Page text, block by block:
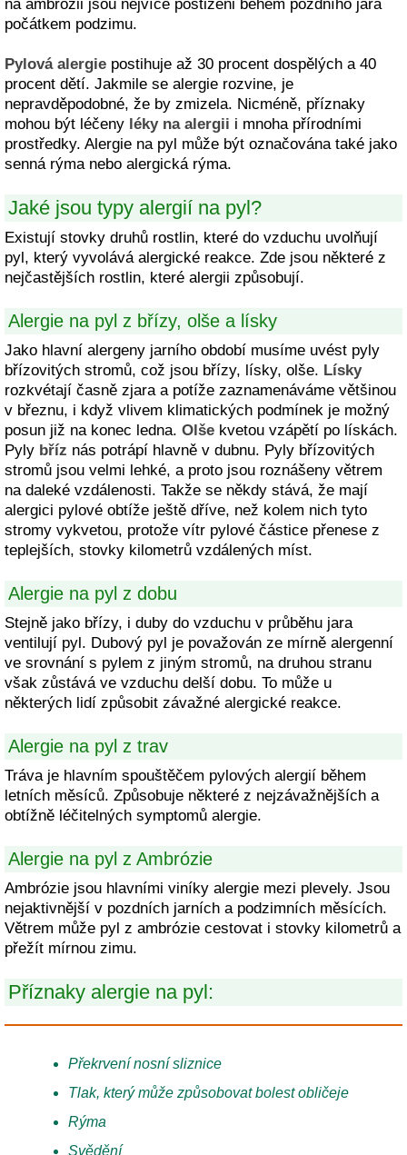
na ambrózii jsou nejvíce postiženi během pozdního jara
počátkem podzimu.
Pylová alergie postihuje až 30 procent dospělých a 40
procent dětí. Jakmile se alergie rozvine, je
nepravděpodobné, že by zmizela. Nicméně, příznaky
mohou být léčeny léky na alergii i mnoha přírodními
prostředky. Alergie na pyl může být označována také jako
senná rýma nebo alergická rýma.
Jaké jsou typy alergií na pyl?
Existují stovky druhů rostlin, které do vzduchu uvolňují
pyl, který vyvolává alergické reakce. Zde jsou některé z
nejčastějších rostlin, které alergii způsobují.
Alergie na pyl z břízy, olše a lísky
Jako hlavní alergeny jarního období musíme uvést pyly
břízovitých stromů, což jsou břízy, lísky, olše. Lísky
rozkvétají časně zjara a potíže zaznamenáváme většinou
v březnu, i když vlivem klimatických podmínek je možný
posun již na konec ledna. Olše kvetou vzápětí po lískách.
Pyly bříz nás potrápí hlavně v dubnu. Pyly břízovitých
stromů jsou velmi lehké, a proto jsou roznášeny větrem
na daleké vzdálenosti. Takže se někdy stává, že mají
alergici pylové obtíže ještě dříve, než kolem nich tyto
stromy vykvetou, protože vítr pylové částice přenese z
teplejších, stovky kilometrů vzdálených míst.
Alergie na pyl z dobu
Stejně jako břízy, i duby do vzduchu v průběhu jara
ventilují pyl. Dubový pyl je považován ze mírně alergenní
ve srovnání s pylem z jiným stromů, na druhou stranu
však zůstává ve vzduchu delší dobu. To může u
některých lidí způsobit závažné alergické reakce.
Alergie na pyl z trav
Tráva je hlavním spouštěčem pylových alergií během
letních měsíců. Způsobuje některé z nejzávažnějších a
obtížně léčitelných symptomů alergie.
Alergie na pyl z Ambrózie
Ambrózie jsou hlavními viníky alergie mezi plevely. Jsou
nejaktivnější v pozdních jarních a podzimních měsících.
Větrem může pyl z ambrózie cestovat i stovky kilometrů a
přežít mírnou zimu.
Příznaky alergie na pyl:
Překrvení nosní sliznice
Tlak, který může způsobovat bolest obličeje
Rýma
Svědění